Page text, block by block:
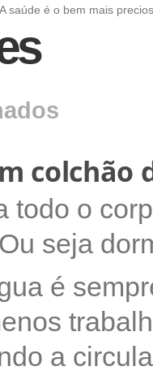
A saúde é o bem mais
colchão
todo o
seja
é
a